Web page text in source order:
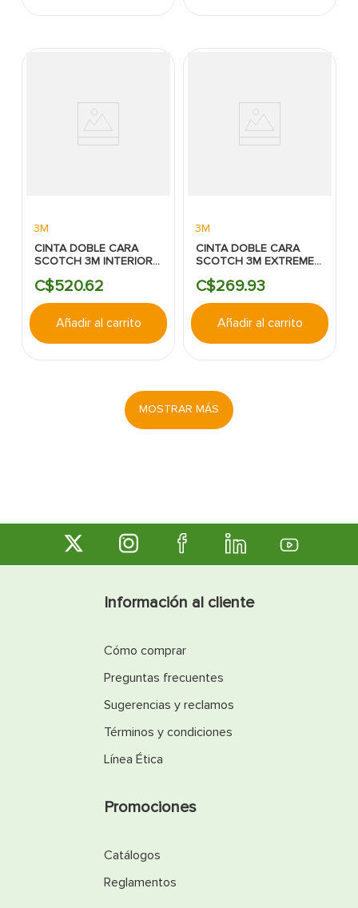
3M
CINTA DOBLE CARA
SCOTCH 3M INTERIOR
C$520.62
Añadir al carrito
3M
CINTA DOBLE CARA
SCOTCH 3M EXTREME
C$269.93
Añadir al carrito
MOSTRAR MÁS
Información al cliente
Cómo comprar
Preguntas frecuentes
Sugerencias y reclamos
Términos y condiciones
Línea Ética
Promociones
Catálogos
Reglamentos